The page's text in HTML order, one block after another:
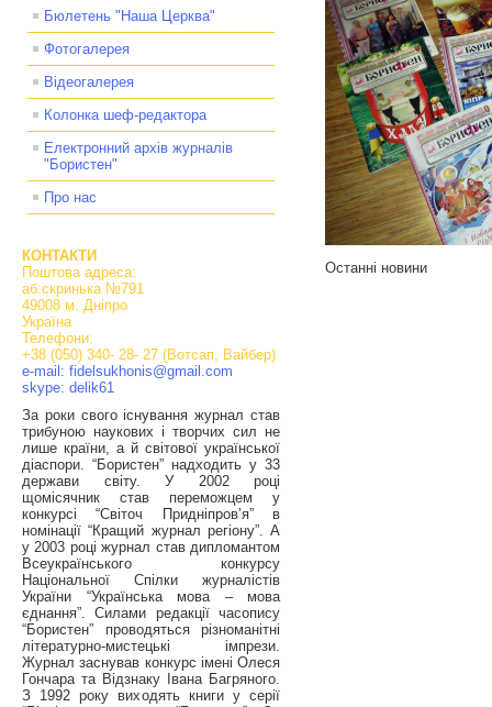
Бюлетень "Наша Церква"
Фотогалерея
Відеогалерея
Колонка шеф-редактора
Електронний архів журналів
"Бористен"
Про нас
КОНТАКТИ
Поштова адреса:
аб.скринька №791
49008 м. Дніпро
Україна
Телефони:
+38 (050) 340- 28- 27 (Вотсап, Вайбер)
e-mail: fidelsukhonis@gmail.com
skype: delik61
За роки свого існування журнал став
трибуною наукових і творчих сил не
лише країни, а й світової української
діаспори. “Бористен” надходить у 33
держави світу. У 2002 році
щомісячник став переможцем у
конкурсі “Світоч Придніпров’я” в
номінації “Кращий журнал регіону”. А
у 2003 році журнал став дипломантом
Всеукраїнського конкурсу
Національної Спілки журналістів
України “Українська мова – мова
єднання”. Силами редакції часопису
“Бористен” проводяться різноманітні
літературно-мистецькі імпрези.
Журнал заснував конкурс імені Олеся
Гончара та Відзнаку Івана Багряного.
З 1992 року виходять книги у серії
Останні новини